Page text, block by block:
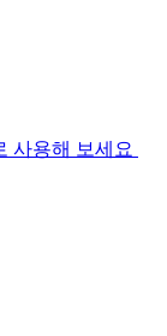
사용해 보세요